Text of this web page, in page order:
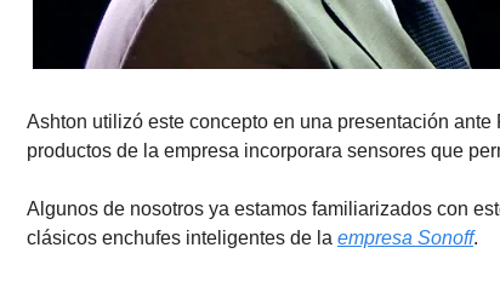
Ashton utilizó este concepto en una presentación
productos de la empresa incorporara sensores que
Algunos de nosotros ya estamos familiarizados con
clásicos enchufes inteligentes de la empresa Sonoff.